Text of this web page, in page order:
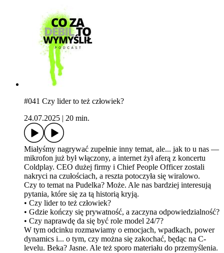
#041 Czy lider to też człowiek?
24.07.2025
20 min.
Miałyśmy nagrywać zupełnie inny temat, ale... jak to u nas —
mikrofon już był włączony, a internet żył aferą z koncertu
Coldplay. CEO dużej firmy i Chief People Officer zostali
nakryci na czułościach, a reszta potoczyła się wiralowo.
Czy to temat na Pudelka? Może. Ale nas bardziej interesują
pytania, które się za tą historią kryją.
•⁠ ⁠Czy lider to też człowiek?
•⁠ ⁠Gdzie kończy się prywatność, a zaczyna odpowiedzialność?
•⁠ ⁠Czy naprawdę da się być role model 24/7?
W tym odcinku rozmawiamy o emocjach, wpadkach, power
dynamics i... o tym, czy można się zakochać, będąc na C-
levelu. Beka? Jasne. Ale też sporo materiału do przemyślenia.